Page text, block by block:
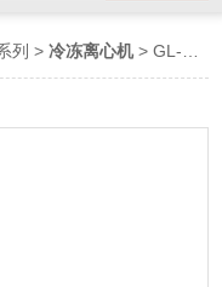
列 >冷冻离心机> GL-16GT高速冷冻离心机